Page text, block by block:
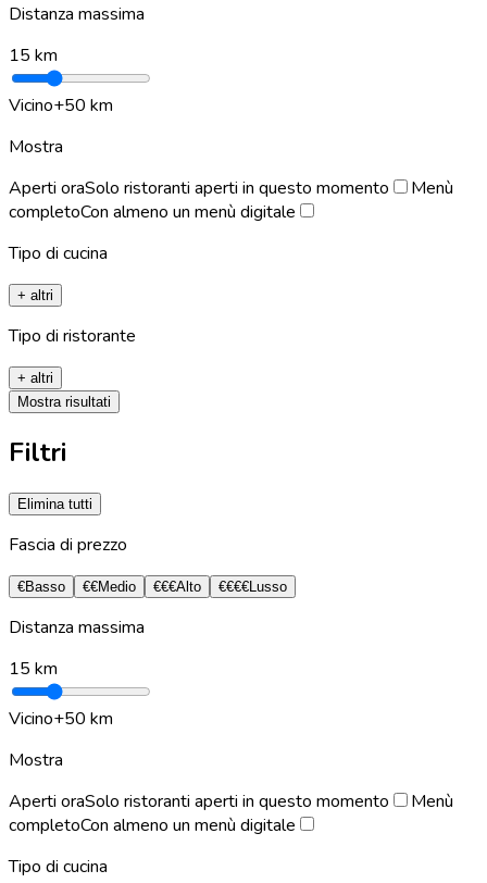
Distanza massima
15 km
Vicino+50 km
Mostra
Aperti oraSolo ristoranti aperti in questo momento
Menù
completoCon almeno un menù digitale
Tipo di cucina
+ altri
Tipo di ristorante
+ altri
Mostra risultati
Filtri
Elimina tutti
Fascia di prezzo
€Basso €€Medio €€€Alto €€€€Lusso
Distanza massima
15 km
Vicino+50 km
Mostra
Aperti oraSolo ristoranti aperti in questo momento
Menù
completoCon almeno un menù digitale
Tipo di cucina